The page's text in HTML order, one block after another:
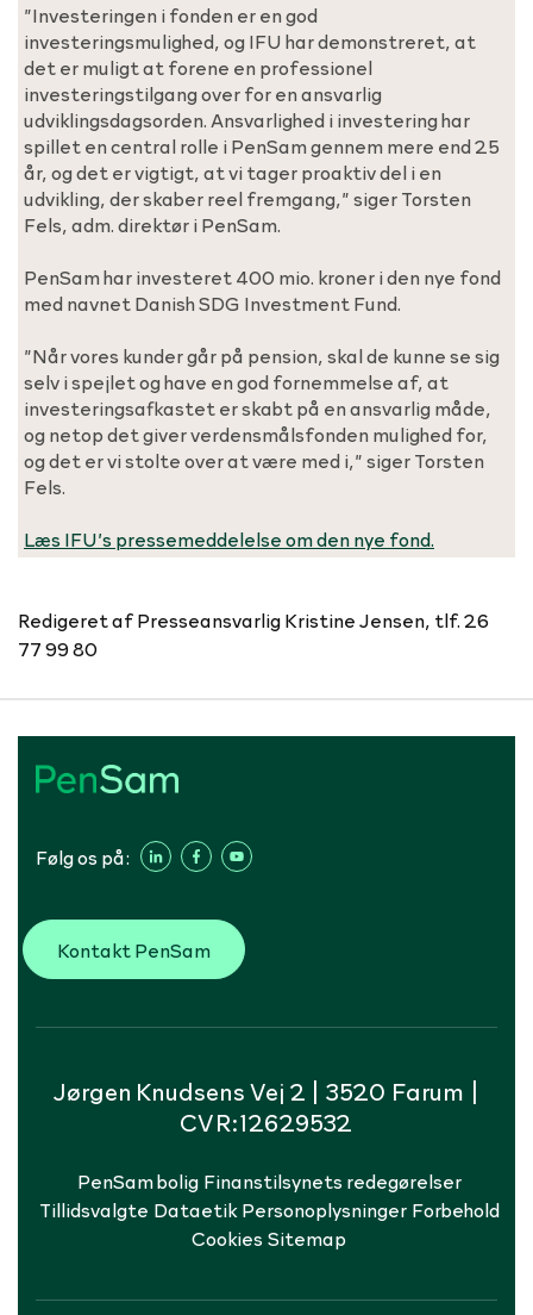
”Investeringen i fonden er en god
investeringsmulighed, og IFU har demonstreret, at
det er muligt at forene en professionel
investeringstilgang over for en ansvarlig
udviklingsdagsorden. Ansvarlighed i investering har
spillet en central rolle i PenSam gennem mere end 25
år, og det er vigtigt, at vi tager proaktiv del i en
udvikling, der skaber reel fremgang,” siger Torsten
Fels, adm. direktør i PenSam.
PenSam har investeret 400 mio. kroner i den nye fond
med navnet Danish SDG Investment Fund.
”Når vores kunder går på pension, skal de kunne se sig
selv i spejlet og have en god fornemmelse af, at
investeringsafkastet er skabt på en ansvarlig måde,
og netop det giver verdensmålsfonden mulighed for,
og det er vi stolte over at være med i,” siger Torsten
Fels.
Læs IFU’s pressemeddelelse om den nye fond.
Redigeret af Presseansvarlig Kristine Jensen, tlf. 26
77 99 80
Følg os på:
Kontakt PenSam
Jørgen Knudsens Vej 2 | 3520 Farum |
CVR:12629532
PenSam bolig Finanstilsynets redegørelser
Tillidsvalgte Dataetik Personoplysninger Forbehold
Cookies Sitemap